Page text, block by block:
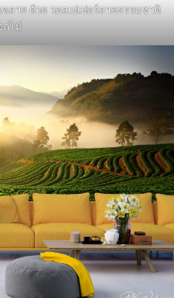
าย ด้วย วอลเปเปอร์ลายธรรมชาติ
กไม้